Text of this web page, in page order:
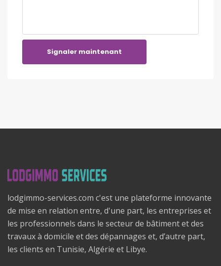
Signaler maintenant
lodgimmo-services.com c'est une plateforme innovante
de mise en relation entre, d'une part, les entreprises et
les professionnels dans le secteur de bâtiment et des
travaux à domicile et des dépannages et, d’autre part,
les clients en Tunisie, Algérie et Libye.